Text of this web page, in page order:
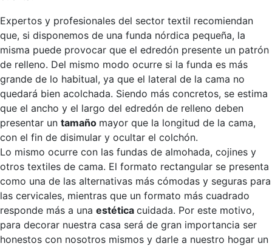
Expertos y profesionales del sector textil recomiendan
que, si disponemos de una funda nórdica pequeña, la
misma puede provocar que el edredón presente un patrón
de relleno. Del mismo modo ocurre si la funda es más
grande de lo habitual, ya que el lateral de la cama no
quedará bien acolchada. Siendo más concretos, se estima
que el ancho y el largo del edredón de relleno deben
presentar un tamaño mayor que la longitud de la cama,
con el fin de disimular y ocultar el colchón.
Lo mismo ocurre con las fundas de almohada, cojines y
otros textiles de cama. El formato rectangular se presenta
como una de las alternativas más cómodas y seguras para
las cervicales, mientras que un formato más cuadrado
responde más a una estética cuidada. Por este motivo,
para decorar nuestra casa será de gran importancia ser
honestos con nosotros mismos y darle a nuestro hogar un